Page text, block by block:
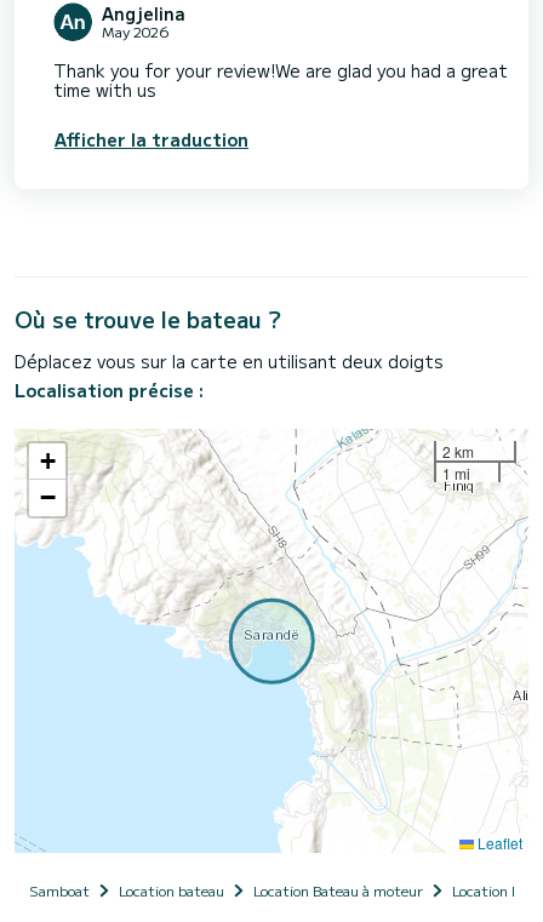
Angjelina
May 2026
Thank you for your review!We are glad you had a great
time with us
Afficher la traduction
Où se trouve le bateau ?
Déplacez vous sur la carte en utilisant deux doigts
Localisation précise :
+
−
2 km
1 mi
Leaflet
Samboat Location bateau Location Bateau à moteur Location